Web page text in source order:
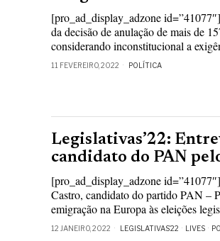
[pro_ad_display_adzone
da decisão de anulação de mais de
considerando inconstitucional a
11 FEVEREIRO, 2022 POLÍTICA
Legislativas’22:
candidato do PAN
[pro_ad_display_adzone
Castro, candidato do partido PAN –
emigração na Europa às eleições
12 JANEIRO, 2022 LEGISLATIVAS’22 · LIVES ·